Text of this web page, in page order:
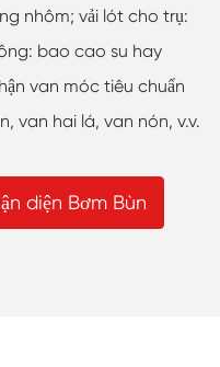
nhôm; vải lót cho trụ:
bao cao su hay
van móc tiêu chuẩn
van hai lá, van nón, v.v.
diện Bơm Bùn